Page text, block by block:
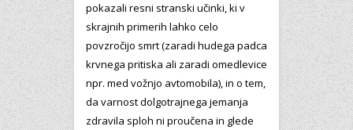
pokazali resni stranski učinki, ki v
skrajnih primerih lahko celo
povzročijo smrt (zaradi hudega padca
krvnega pritiska ali zaradi omedlevice
npr. med vožnjo avtomobila), in o tem,
da varnost dolgotrajnega jemanja
zdravila sploh ni proučena in glede